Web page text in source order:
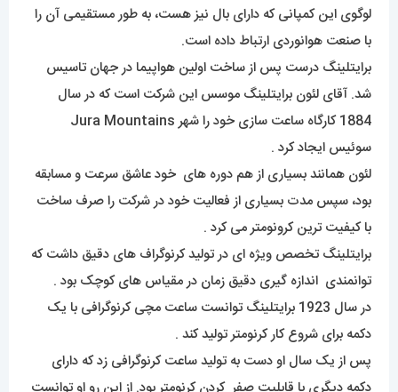
لوگوی این کمپانی که دارای بال نیز هست، به طور مستقیمی آن را
با صنعت هوانوردی ارتباط داده است.
برایتلینگ درست پس از ساخت اولین هواپیما در جهان تاسیس
شد. آقای لئون برایتلینگ موسس این شرکت است که در سال
1884 کارگاه ساعت سازی خود را شهر Jura Mountains
سوئیس ایجاد کرد .
لئون همانند بسیاری از هم دوره های خود عاشق سرعت و مسابقه
بود، سپس مدت بسیاری از فعالیت خود در شرکت را صرف ساخت
با کیفیت ترین کرونومتر می کرد .
برایتلینگ تخصص ویژه ای در تولید کرنوگراف های دقیق داشت که
توانمندی اندازه گیری دقیق زمان در مقیاس های کوچک بود .
در سال 1923 برایتلینگ توانست ساعت مچی کرنوگرافی با یک
دکمه برای شروع کار کرنومتر تولید کند .
پس از یک سال او دست به تولید ساعت کرنوگرافی زد که دارای